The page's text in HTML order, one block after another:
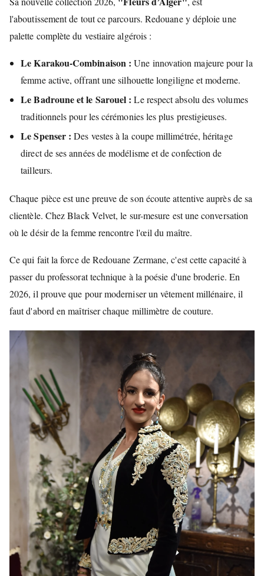
l'aboutissement de tout ce parcours. Redouane y déploie une
palette complète du vestiaire algérois :
Le Karakou-Combinaison : Une innovation majeure pour la
femme active, offrant une silhouette longiligne et moderne.
Le Badroune et le Sarouel : Le respect absolu des volumes
traditionnels pour les cérémonies les plus prestigieuses.
Le Spenser : Des vestes à la coupe millimétrée, héritage
direct de ses années de modélisme et de confection de
tailleurs.
Chaque pièce est une preuve de son écoute attentive auprès de sa
clientèle. Chez Black Velvet, le sur-mesure est une conversation
où le désir de la femme rencontre l'œil du maître.
Ce qui fait la force de Redouane Zermane, c'est cette capacité à
passer du professorat technique à la poésie d'une broderie. En
2026, il prouve que pour moderniser un vêtement millénaire, il
faut d'abord en maîtriser chaque millimètre de couture.